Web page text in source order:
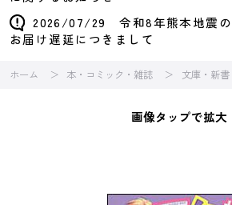
2026/07/29 令和8年熊本地震の
お届け遅延につきまして
ホーム 本・コミック・雑誌 文庫・新書
画像タップで拡大